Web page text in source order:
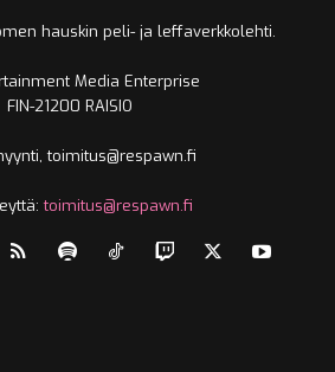
hauskin peli- ja leffaverkkolehti.
Media Enterprise
FIN-21200 RAISIO
toimitus@respawn.fi
toimitus@respawn.fi